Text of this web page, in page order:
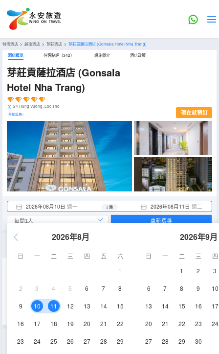
特價酒店 > 越南酒店 > 芽莊酒店 > 芽莊貢薩拉酒店(Gonsala Hotel Nha Trang)
酒店概览 住客點評（342） 設施簡介 酒店政策
芽莊貢薩拉酒店 (Gonsala
Hotel Nha Trang)
24 Hung Vuong, Loc Tho
全部設施> 現在就預訂
2026年08月10日 週一 2026年08月11日 週二
1 晚
2026年8月
日 一 二 三 四 五
六
1
2 3 4 5 6 7 8
9 10 11 12 13 14 15
16 17 18 19 20 21 22
23 24 25 26 27 28 29
2026年9月
日 一 二 三
四
1
2 3
6 7 8 9 10
13 14 15 16 17
20 21 22 23 24
27 28 29 30
重新搜尋
城景行政雙床房